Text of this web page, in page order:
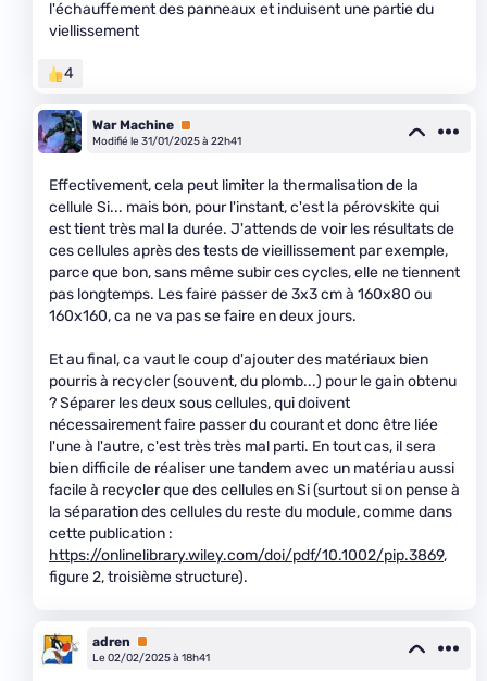
l'échauffement des panneaux et induisent une partie du
viellissement
4
War Machine Premium
Modifié le 31/01/2025 à 22h41
Effectivement, cela peut limiter la thermalisation de la
cellule Si... mais bon, pour l'instant, c'est la pérovskite qui
est tient très mal la durée. J'attends de voir les résultats de
ces cellules après des tests de vieillissement par exemple,
parce que bon, sans même subir ces cycles, elle ne tiennent
pas longtemps. Les faire passer de 3x3 cm à 160x80 ou
160x160, ca ne va pas se faire en deux jours.
Et au final, ca vaut le coup d'ajouter des matériaux bien
pourris à recycler (souvent, du plomb...) pour le gain obtenu
? Séparer les deux sous cellules, qui doivent
nécessairement faire passer du courant et donc être liée
l'une à l'autre, c'est très très mal parti. En tout cas, il sera
bien difficile de réaliser une tandem avec un matériau aussi
facile à recycler que des cellules en Si (surtout si on pense à
la séparation des cellules du reste du module, comme dans
cette publication :
https://onlinelibrary.wiley.com/doi/pdf/10.1002/pip.3869,
figure 2, troisième structure).
adren
Premium
Le 02/02/2025 à 18h41